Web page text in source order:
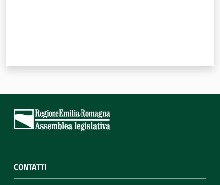
Assemblea
Argomenti
CONTATTI